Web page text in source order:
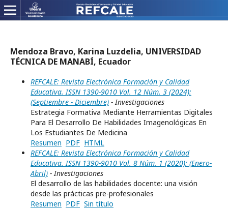
Mendoza Bravo, Karina Luzdelia, UNIVERSIDAD
TÉCNICA DE MANABÍ, Ecuador
REFCALE: Revista Electrónica Formación y Calidad
Educativa. ISSN 1390-9010 Vol. 12 Núm. 3 (2024):
(Septiembre - Diciembre) - Investigaciones
Estrategia Formativa Mediante Herramientas Digitales
Para El Desarrollo De Habilidades Imagenológicas En
Los Estudiantes De Medicina
Resumen PDF HTML
REFCALE: Revista Electrónica Formación y Calidad
Educativa. ISSN 1390-9010 Vol. 8 Núm. 1 (2020): (Enero-
Abril) - Investigaciones
El desarrollo de las habilidades docente: una visión
desde las prácticas pre-profesionales
Resumen PDF Sin título